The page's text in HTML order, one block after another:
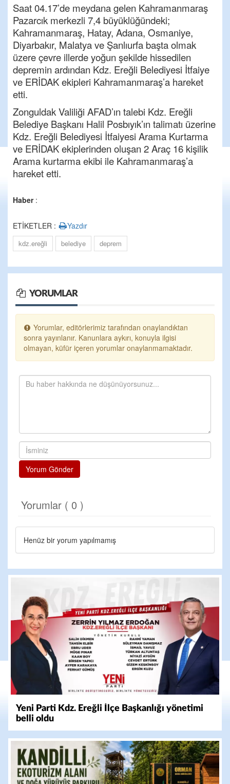
Saat 04.17’de meydana gelen Kahramanmaraş
Pazarcık merkezli 7,4 büyüklüğündeki;
Kahramanmaraş, Hatay, Adana, Osmaniye,
Diyarbakır, Malatya ve Şanlıurfa başta olmak
üzere çevre illerde yoğun şekilde hissedilen
depremin ardından Kdz. Ereğli Belediyesi İtfaiye
ve ERİDAK ekipleri Kahramanmaraş’a hareket
etti.
Zonguldak Valiliği AFAD’ın talebi Kdz. Ereğli
Belediye Başkanı Halil Posbıyık’ın talimatı üzerine
Kdz. Ereğli Belediyesi İtfaiyesi Arama Kurtarma
ve ERİDAK ekiplerinden oluşan 2 Araç 16 kişilik
Arama kurtarma ekibi ile Kahramanmaraş’a
hareket etti.
Haber:
ETİKETLER : Yazdır
kdz.ereğli belediye deprem
YORUMLAR
Yorumlar, editörlerimiz tarafından onaylandıktan
sonra yayınlanır. Kanunlara aykırı, konuyla ilgisi
olmayan, küfür içeren yorumlar onaylanmamaktadır.
Yorum Gönder
Yorumlar ( 0 )
Henüz bir yorum yapılmamış
Yeni Parti Kdz. Ereğli İlçe Başkanlığı yönetimi
belli oldu